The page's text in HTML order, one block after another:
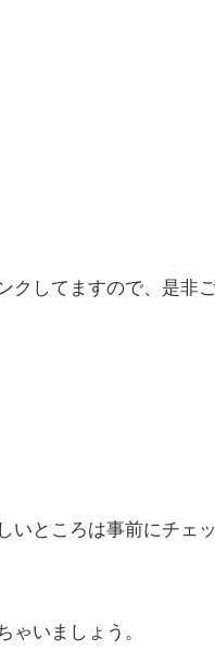
クしてますので、是非
いところは事前にチェ
いましょう。